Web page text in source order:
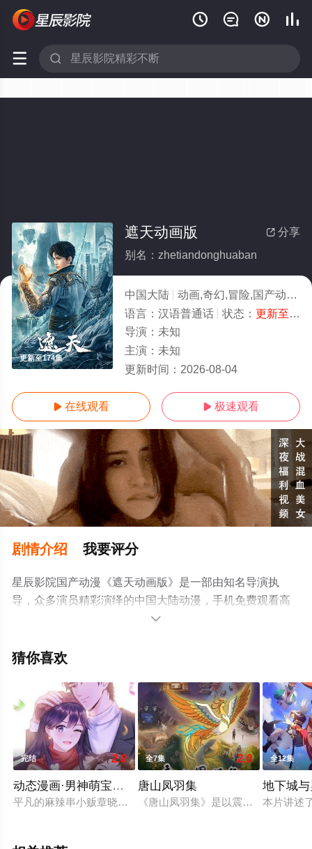
   
 
更新至174集
 分享
遮天动画版
别名：zhetiandonghuaban
中国大陆 动画,奇幻,冒险,国产动漫
语言： 汉语普通话 状态： 更新至174集
导演： 未知
主演： 未知
更新时间： 2026-08-04
 在线观看  极速观看
剧情介绍 我要评分
星辰影院国产动漫《遮天动画版》是一部由知名导演执
导，众多演员精彩演绎的中国大陆动漫，手机免费观看高
清未删减完整版动漫全集就上星辰电影网，更多相关信息

猜你喜欢
完结 2.0
动态漫画·男神萌宝一锅端 第2季
平凡的麻辣串小贩章晓，在一次意外中被慕家小千金慕娅认作
全7集 2.0
唐山凤羽集
《唐山凤羽集》是以震后50年间唐
全12集
地下城
本片讲述